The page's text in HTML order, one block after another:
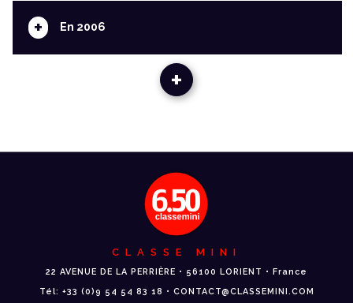
+ En 2006
+
CLASSE MINI
22 AVENUE DE LA PERRIÈRE • 56100 LORIENT • France
Tél: +33 (0)9 54 54 83 18 • CONTACT@CLASSEMINI.COM